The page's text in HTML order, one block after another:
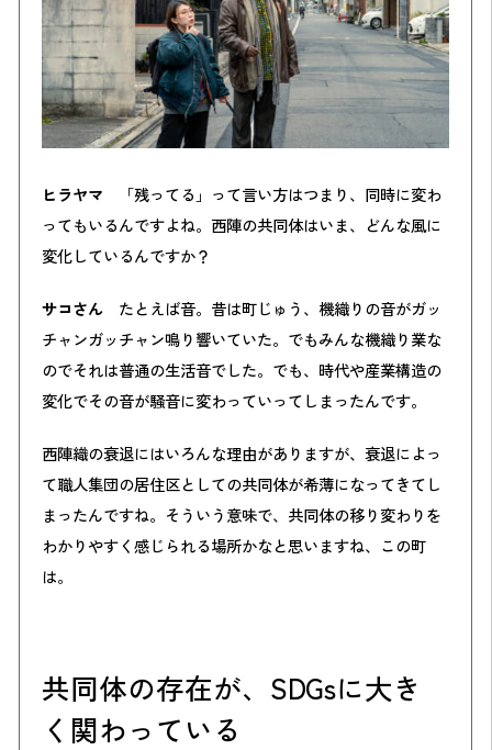
ヒラヤマ 「残ってる」って言い方はつまり、同時に変わ
ってもいるんですよね。西陣の共同体はいま、どんな風に
変化しているんですか？
サコさん たとえば音。昔は町じゅう、機織りの音がガッ
チャンガッチャン鳴り響いていた。でもみんな機織り業な
のでそれは普通の生活音でした。でも、時代や産業構造の
変化でその音が騒音に変わっていってしまったんです。
西陣織の衰退にはいろんな理由がありますが、衰退によっ
て職人集団の居住区としての共同体が希薄になってきてし
まったんですね。そういう意味で、共同体の移り変わりを
わかりやすく感じられる場所かなと思いますね、この町
は。
共同体の存在が、SDGsに大き
く関わっている